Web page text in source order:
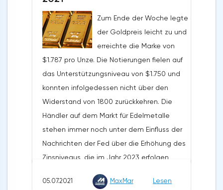
Außenhandelsüberschuss von 79,7 Milliarden
Euro ab, was 21% über dem positiven Saldo
des Vorjahreszeitraums liegt. Die Exporte
beliefen sich im genannten Zeitraum auf
957,9 Milliarden Euro, ein Plus von 13,3 % im
Jahresvergleich. Das Volumen der Importe
stieg um 12,7% und betrug 878,2 Milliarden
Euro. Der Außenhandelsüberschuss der EU
wurde im Mai dieses Jahres mit 7,9
Milliarden Dollar verzeichnet. Im Mai letzten
Jahres lag dieser Wert bei 6,6 Milliarden
Zum Ende der Woche legte
der Goldpreis leicht zu und
erreichte die Marke von
$1.787 pro Unze. Die Notierungen fielen auf
das Unterstützungsniveau von $1.750 und
konnten infolgedessen nicht über den
Widerstand von 1800 zurückkehren. Die
Händler auf dem Markt für Edelmetalle
stehen immer noch unter dem Einfluss der
Nachrichten der Fed über die Erhöhung des
Zinsniveaus, die im Jahr 2023 erfolgen
einer gewissen Anfälligkeit des Dollars in
05.07.2021 MaxMar Lesen